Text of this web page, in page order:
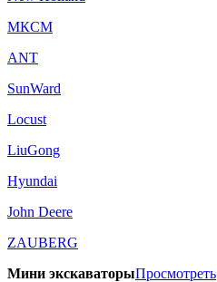
МКСМ
ANT
SunWard
Locust
LiuGong
Hyundai
John Deere
ZAUBERG
Мини экскаваторыПросмотреть